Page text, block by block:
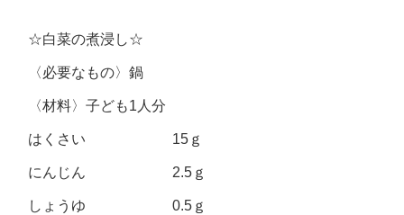
☆白菜の煮浸し☆
〈必要なもの〉鍋
〈材料〉子ども1人分
はくさい 15ｇ
にんじん 2.5ｇ
しょうゆ 0.5ｇ